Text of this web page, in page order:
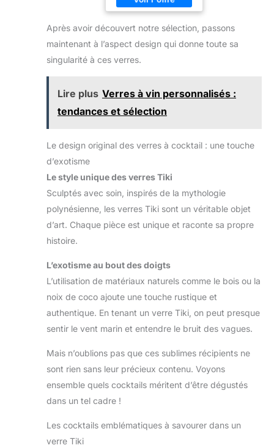
Après avoir découvert notre sélection, passons
maintenant à l’aspect design qui donne toute sa
singularité à ces verres.
Lire plus Verres à vin personnalisés :
tendances et sélection
Le design original des verres à cocktail : une touche
d’exotisme
Le style unique des verres Tiki
Sculptés avec soin, inspirés de la mythologie
polynésienne, les verres Tiki sont un véritable objet
d’art. Chaque pièce est unique et raconte sa propre
histoire.
L’exotisme au bout des doigts
L’utilisation de matériaux naturels comme le bois ou la
noix de coco ajoute une touche rustique et
authentique. En tenant un verre Tiki, on peut presque
sentir le vent marin et entendre le bruit des vagues.
Mais n’oublions pas que ces sublimes récipients ne
sont rien sans leur précieux contenu. Voyons
ensemble quels cocktails méritent d’être dégustés
dans un tel cadre !
Les cocktails emblématiques à savourer dans un
verre Tiki